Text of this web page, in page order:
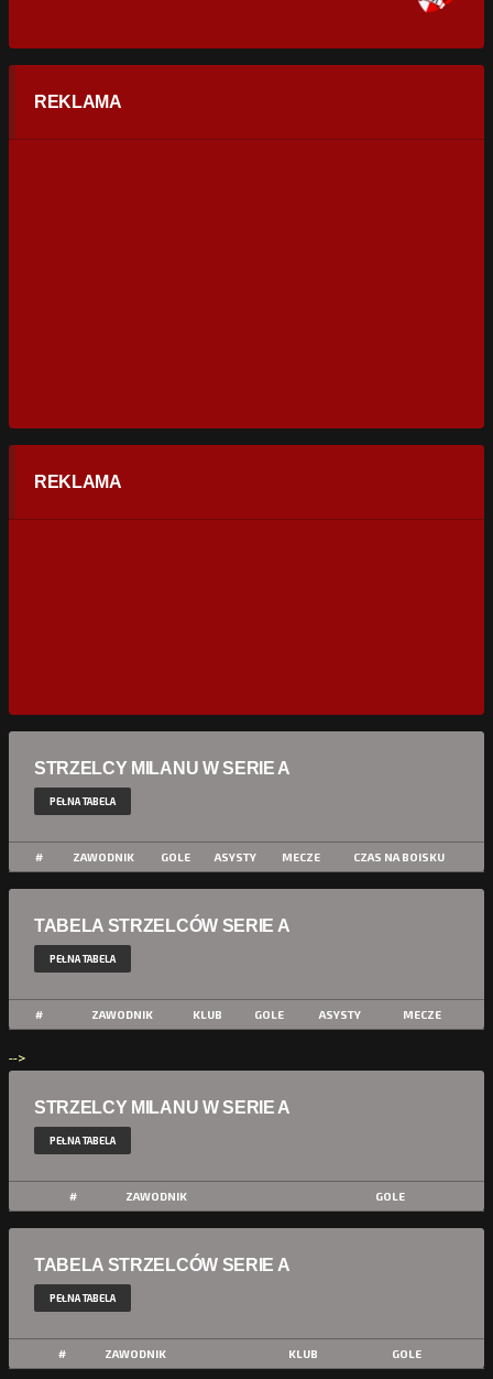
REKLAMA
REKLAMA
STRZELCY MILANU W SERIE A
PEŁNA TABELA
# ZAWODNIK GOLE ASYSTY MECZE CZAS NA BOISKU
TABELA STRZELCÓW SERIE A
PEŁNA TABELA
# ZAWODNIK KLUB GOLE ASYSTY MECZE
-->
STRZELCY MILANU W SERIE A
PEŁNA TABELA
# ZAWODNIK GOLE
TABELA STRZELCÓW SERIE A
PEŁNA TABELA
# ZAWODNIK KLUB GOLE